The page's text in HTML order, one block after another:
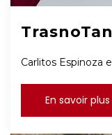
Carlitos Espinoza
En savoir plus